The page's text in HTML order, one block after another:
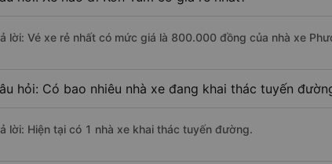
lời: Vé xe rẻ nhất có mức giá là 800.000 đồng của nhà xe
hỏi: Có bao nhiêu nhà xe đang khai thác tuyến
lời: Hiện tại có 1 nhà xe khai thác tuyến đường.